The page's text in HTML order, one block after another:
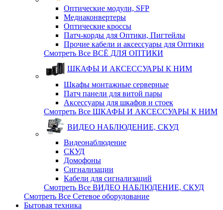
Оптические модули, SFP
Медиаконвертеры
Оптические кросcы
Патч-корды для Оптики, Пигтейлы
Прочие кабели и аксессуары для Оптики
Смотреть Все ВСЁ ДЛЯ ОПТИКИ
ШКАФЫ И АКСЕССУАРЫ К НИМ
Шкафы монтажные серверные
Патч панели для витой пары
Аксессуары для шкафов и стоек
Смотреть Все ШКАФЫ И АКСЕССУАРЫ К НИМ
ВИДЕО НАБЛЮДЕНИЕ, СКУД
Видеонаблюдение
СКУД
Домофоны
Сигнализации
Кабели для сигнализаций
Смотреть Все ВИДЕО НАБЛЮДЕНИЕ, СКУД
Смотреть Все Сетевое оборудование
Бытовая техника